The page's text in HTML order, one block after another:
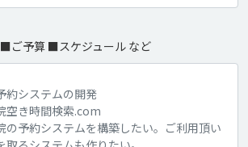
ご予算 ■スケジュール など